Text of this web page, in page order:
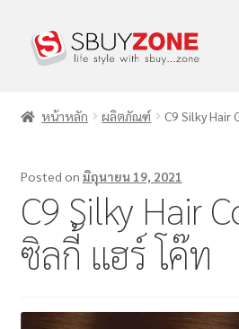
ข่าวสาร/บทความ
การตลาด
หน้าหลัก ผลิตภัณฑ์ C9 Silky Hair
Posted on มิถุนายน 19, 2021
C9 Silky Hair
ซิลกี้ แฮร์ โค๊ท